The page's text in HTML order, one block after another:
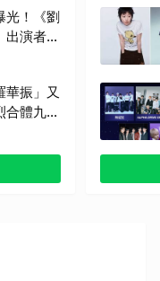
光！《劉
出演者透
童患者
華振」又
合體九雲
人嚇壞
本番外